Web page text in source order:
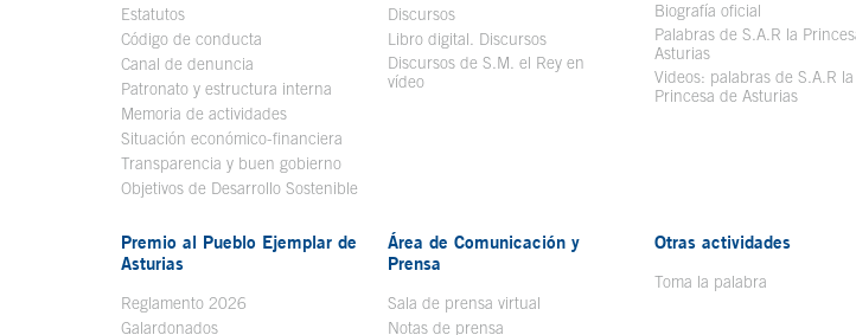
Estatutos
Código de conducta
Canal de denuncia
Patronato y estructura interna
Memoria de actividades
Situación económico-financiera
Transparencia y buen gobierno
Objetivos de Desarrollo Sostenible
Discursos
Libro digital. DiscursosSe abre en ventana nueva
Discursos de S.M. el Rey en
vídeoSe abre en ventana nueva
Biografía oficial Se abre en
Palabras de S.A.R la
Asturias
Videos: palabras de S.A.R la
Princesa de Asturias
Premio al Pueblo Ejemplar de
Asturias
Reglamento 2026
Galardonados
Área de Comunicación y
Prensa
Sala de prensa virtual
Notas de prensa
Otras actividades
Toma la palabra